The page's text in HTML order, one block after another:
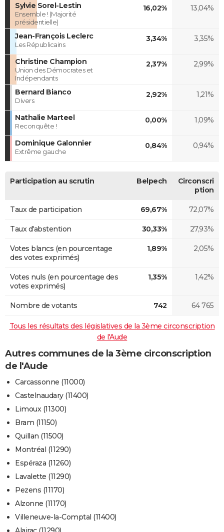
Sylvie Sorel-Lestin
Ensemble ! (Majorité
présidentielle)
16,02% 13,04%
Jean-François Leclerc
Les Républicains
3,34% 3,35%
Christine Champion
Union des Démocrates et
Indépendants
2,37% 2,99%
Bernard Bianco
Divers
2,92% 1,21%
Nathalie Marteel
Reconquête !
0,00% 1,09%
Dominique Galonnier
Extrême gauche
0,84% 0,94%
Participation au scrutin Belpech
Circonscri
ption
Taux de participation 69,67% 72,07%
Taux d'abstention 30,33% 27,93%
Votes blancs (en pourcentage
des votes exprimés)
1,89% 2,05%
Votes nuls (en pourcentage des
votes exprimés)
1,35% 1,42%
Nombre de votants 742 64 765
Tous les résultats des législatives de la 3ème circonscription
de l'Aude
Autres communes de la 3ème circonscription
de l'Aude
Carcassonne (11000)
Castelnaudary (11400)
Limoux (11300)
Bram (11150)
Quillan (11500)
Montréal (11290)
Espéraza (11260)
Lavalette (11290)
Pezens (11170)
Alzonne (11170)
Villeneuve-la-Comptal (11400)